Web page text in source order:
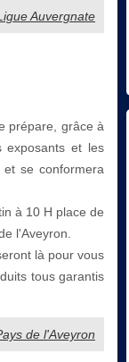
Auvergnate
prépare, grâce à
exposants et les
et se conformera
à 10 H place de
l'Aveyron.
là pour vous
tous garantis
de l'Aveyron